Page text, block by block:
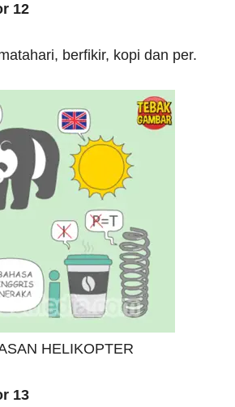
12
berfikir, kopi dan per.
HELIKOPTER
13